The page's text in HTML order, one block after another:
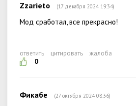
Zzarieto (17 декабря 2024 19:34)
Мод сработал, все прекрасно!
ответить цитировать
жалоба
0
Фикабе (27 октября 2024 08:36)